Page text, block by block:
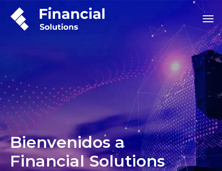
Bienvenidos a
Financial Solutions